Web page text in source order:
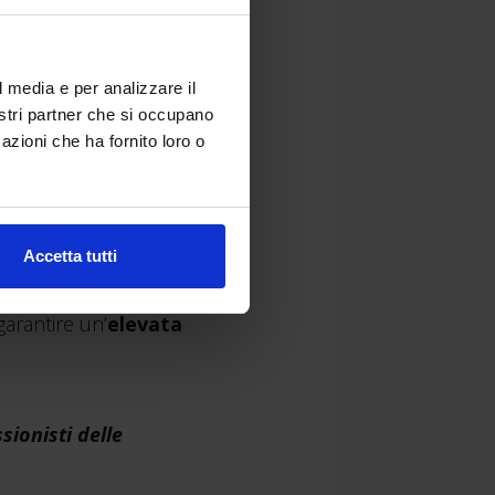
e per analizzare il
partner che si occupano
che ha fornito loro o
Accetta tutti
agli operatori del
sistema di
esistente;Octoplus
un’elevata
delle